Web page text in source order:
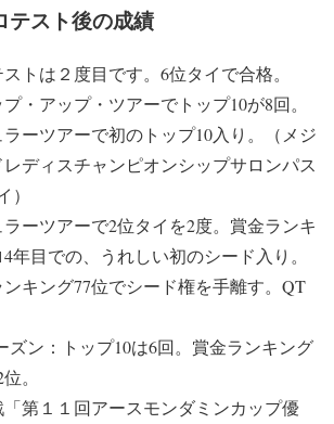
テスト後の成績
トは２度目です。6位タイで合格。
・アップ・ツアーでトップ10が8回。
ーツアーで初のトップ10入り。（メジ
ディスチャンピオンシップサロンパス
ーツアーで2位タイを2度。賞金ランキ
年目での、うれしい初のシード入り。
キング77位でシード権を手離す。QT
ズン：トップ10は6回。賞金ランキング
。
「第１１回アースモンダミンカップ優